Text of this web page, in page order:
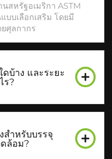
สหรัฐอเมริกา ASTM
บบเลือกเสริม โดยมี
ศุลกากร
บ้าง และระยะ
ร?
สำหรับบรรจุ
ล้อม?